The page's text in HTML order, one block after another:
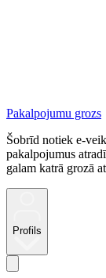
Pakalpojumu grozs
Šobrīd notiek e-
pakalpojumus
galam katrā grozā
Profils